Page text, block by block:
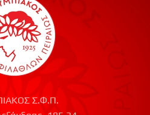
Σ.Φ.Π.